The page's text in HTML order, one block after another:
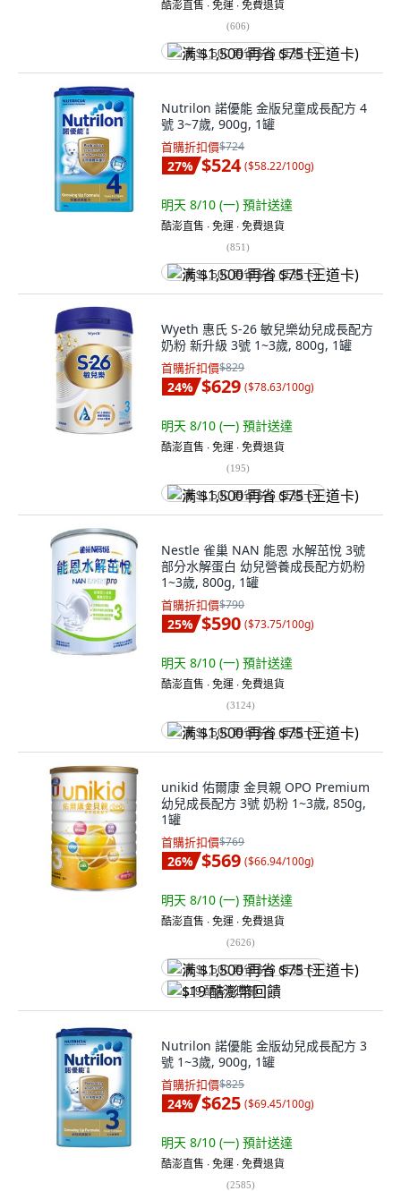
酷澎直售 ∙ 免運 ∙ 免費退貨
(606)
满 $1,500 再省 $75 (王道卡)
Nutrilon 諾優能 金版兒童成長配方 4
號 3~7歲, 900g, 1罐
首購折扣價$724
27% $524 ($58.22/100g)
明天 8/10 (一) 預計送達
酷澎直售 ∙ 免運 ∙ 免費退貨
(851)
满 $1,500 再省 $75 (王道卡)
Wyeth 惠氏 S-26 敏兒樂幼兒成長配方
奶粉 新升級 3號 1~3歲, 800g, 1罐
首購折扣價$829
24% $629 ($78.63/100g)
明天 8/10 (一) 預計送達
酷澎直售 ∙ 免運 ∙ 免費退貨
(195)
满 $1,500 再省 $75 (王道卡)
Nestle 雀巢 NAN 能恩 水解茁悅 3號
部分水解蛋白 幼兒營養成長配方奶粉
1~3歲, 800g, 1罐
首購折扣價$790
25% $590 ($73.75/100g)
明天 8/10 (一) 預計送達
酷澎直售 ∙ 免運 ∙ 免費退貨
(3124)
满 $1,500 再省 $75 (王道卡)
unikid 佑爾康 金貝親 OPO Premium
幼兒成長配方 3號 奶粉 1~3歲, 850g,
1罐
首購折扣價$769
26% $569 ($66.94/100g)
明天 8/10 (一) 預計送達
酷澎直售 ∙ 免運 ∙ 免費退貨
(2626)
满 $1,500 再省 $75 (王道卡)
$19 酷澎幣回饋
Nutrilon 諾優能 金版幼兒成長配方 3
號 1~3歲, 900g, 1罐
首購折扣價$825
24% $625 ($69.45/100g)
明天 8/10 (一) 預計送達
酷澎直售 ∙ 免運 ∙ 免費退貨
(2585)